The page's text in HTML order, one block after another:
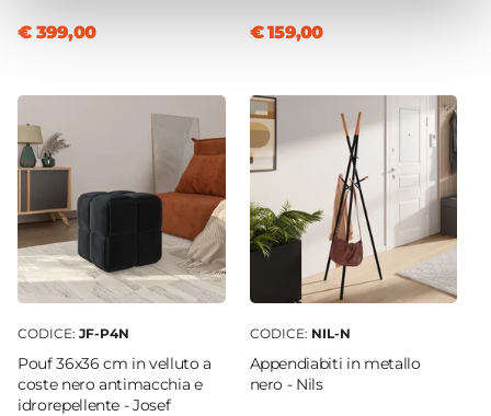
€ 399,00 € 159,00
CODICE: JF-P4N
Pouf 36x36 cm in velluto a
coste nero antimacchia e
idrorepellente - Josef
CODICE: NIL-N
Appendiabiti in metallo
nero - Nils